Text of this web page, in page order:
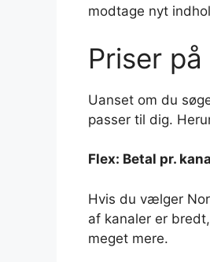
modtage nyt
Priser
Uanset om du
passer til dig.
Flex: Betal pr.
Hvis du vælger
af kanaler er
meget mere.